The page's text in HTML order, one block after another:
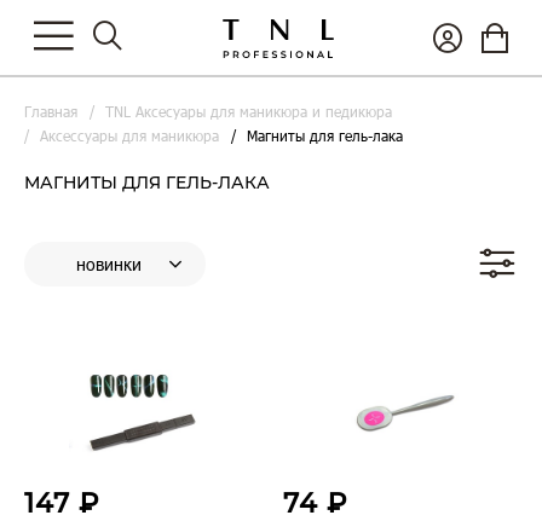
Главная
TNL Аксесуары для маникюра и педикюра
Аксессуары для маникюра
Магниты для гель-лака
МАГНИТЫ ДЛЯ ГЕЛЬ-ЛАКА
147 ₽ 74 ₽